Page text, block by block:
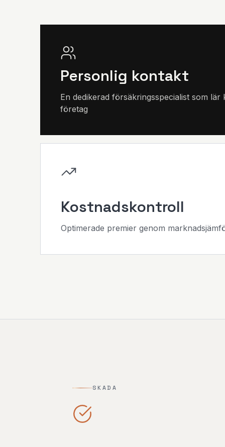
Personlig kontakt
En dedikerad försäkringsspecialist som lär
företag
Kostnadskontroll
Optimerade premier genom
SKADA